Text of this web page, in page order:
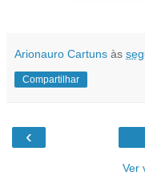
Arionauro Cartuns às
Compartilhar
‹
Ver